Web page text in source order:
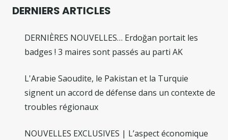
DERNIERS ARTICLES
DERNIÈRES NOUVELLES… Erdoğan portait les
badges ! 3 maires sont passés au parti AK
L'Arabie Saoudite, le Pakistan et la Turquie
signent un accord de défense dans un contexte de
troubles régionaux
NOUVELLES EXCLUSIVES | L’aspect économique